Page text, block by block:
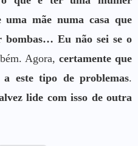
mãe numa casa que
bombas… Eu não sei se o
Agora,certamente que
este tipo de problemas.
lide com isso de outra